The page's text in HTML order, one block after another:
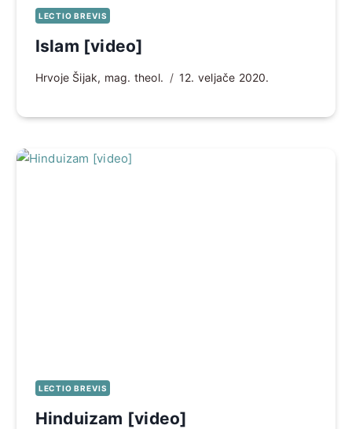
LECTIO BREVIS
Islam [video]
Hrvoje Šijak, mag. theol. 12. veljače 2020.
LECTIO BREVIS
Hinduizam [video]